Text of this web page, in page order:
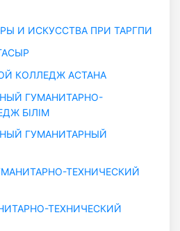
И ИСКУССТВА ПРИ ТАРГПИ
КОЛЛЕДЖ АСТАНА
ГУМАНИТАРНО-
БIЛIМ
ГУМАНИТАРНЫЙ
ТЕХНИЧЕСКИЙ
ТЕХНИЧЕСКИЙ